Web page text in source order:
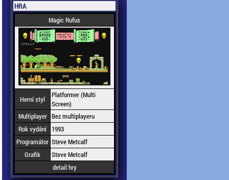
HRA
Magic Rufus
Herní styl
Platformer (Multi
Screen)
Multiplayer Bez multiplayeru
Rok vydání
1993
Programátor Steve Metcalf
Grafik
Steve Metcalf
detail hry